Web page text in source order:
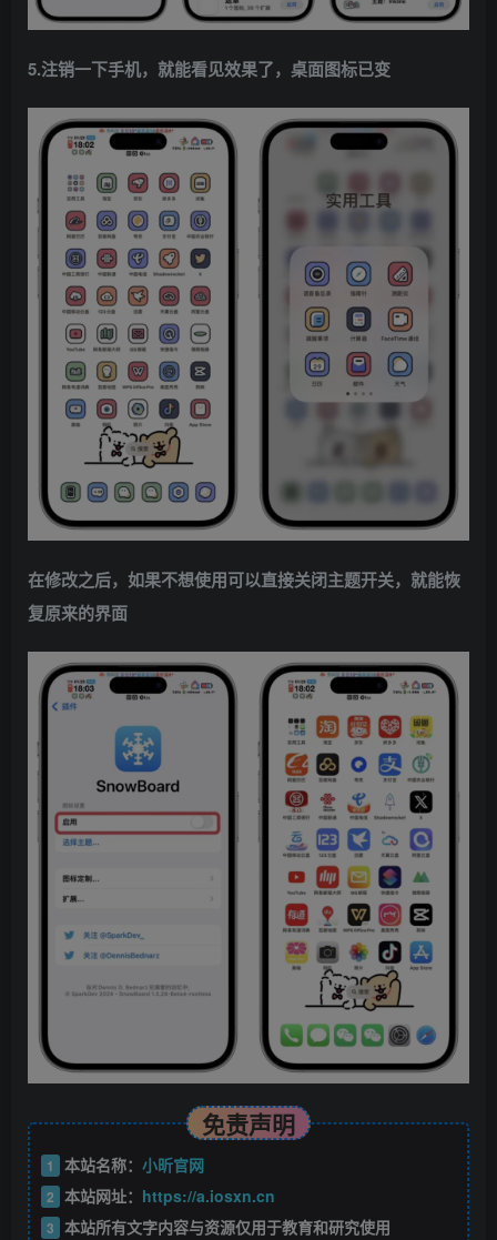
5.注销一下手机，就能看见效果了，桌面图标已变
在修改之后，如果不想使用可以直接关闭主题开关，就能恢
复原来的界面
免责声明
1 本站名称： 小昕官网
2 本站网址： https://a.iosxn.cn
3 本站所有文字内容与资源仅用于教育和研究使用